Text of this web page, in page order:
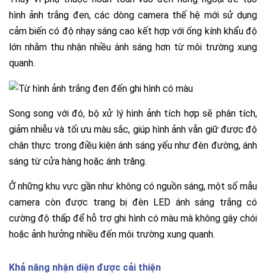
hình ảnh trắng đen, các dòng camera thế hệ mới sử dụng
cảm biến có độ nhạy sáng cao kết hợp với ống kính khẩu độ
lớn nhằm thu nhận nhiều ánh sáng hơn từ môi trường xung
quanh.
Song song với đó, bộ xử lý hình ảnh tích hợp sẽ phân tích,
giảm nhiễu và tối ưu màu sắc, giúp hình ảnh vẫn giữ được độ
chân thực trong điều kiện ánh sáng yếu như đèn đường, ánh
sáng từ cửa hàng hoặc ánh trăng.
Ở những khu vực gần như không có nguồn sáng, một số mẫu
camera còn được trang bị đèn LED ánh sáng trắng có
cường độ thấp để hỗ trợ ghi hình có màu mà không gây chói
hoặc ảnh hưởng nhiều đến môi trường xung quanh.
Khả năng nhận diện được cải thiện